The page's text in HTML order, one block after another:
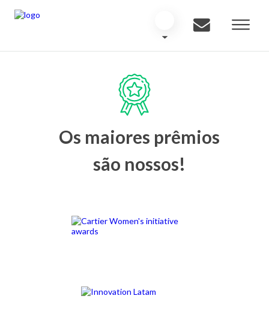
Os maiores prêmios
são nossos!